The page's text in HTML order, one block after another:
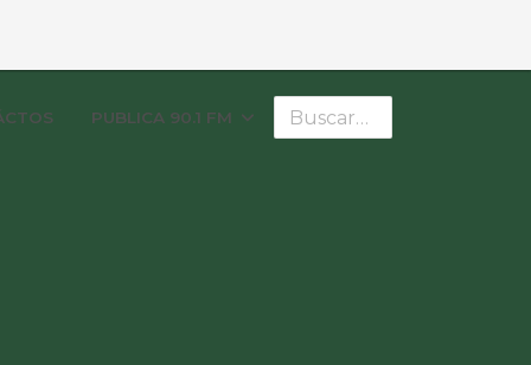
PUBLICA 90.1 FM Buscar